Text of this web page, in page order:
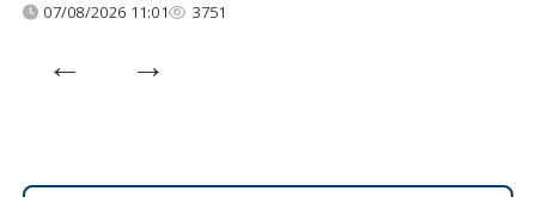
07/08/2026 11:01 3751